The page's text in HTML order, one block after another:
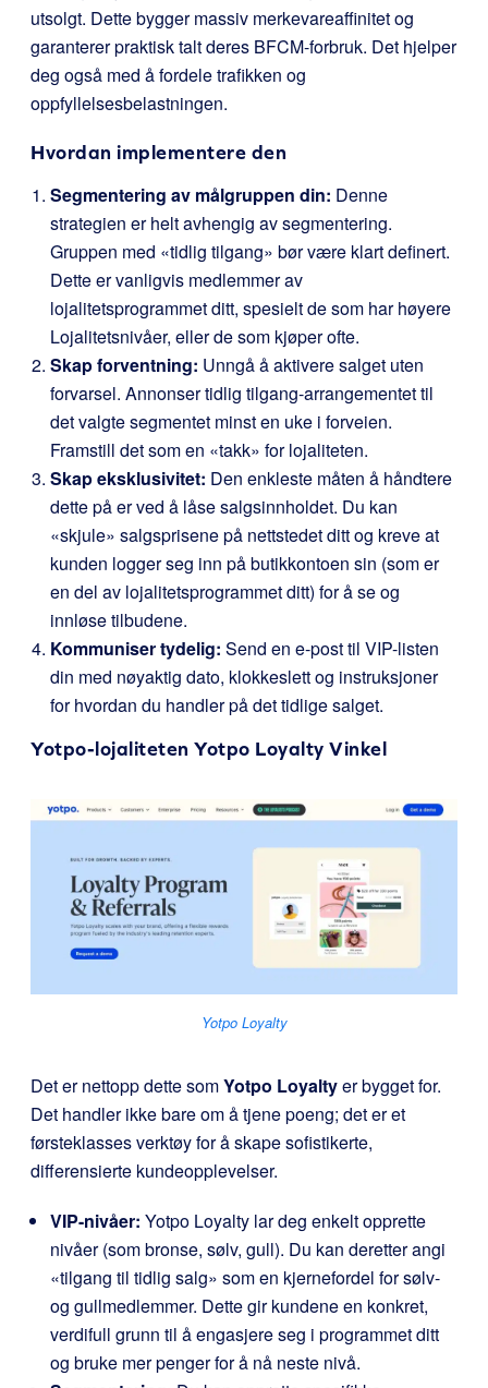
utsolgt. Dette bygger massiv merkevareaffinitet og
garanterer praktisk talt deres BFCM-forbruk. Det hjelper
deg også med å fordele trafikken og
oppfyllelsesbelastningen.
Hvordan implementere den
Segmentering av målgruppen din: Denne
strategien er helt avhengig av segmentering.
Gruppen med «tidlig tilgang» bør være klart definert.
Dette er vanligvis medlemmer av
lojalitetsprogrammet ditt, spesielt de som har høyere
Lojalitetsnivåer, eller de som kjøper ofte.
Skap forventning: Unngå å aktivere salget uten
forvarsel. Annonser tidlig tilgang-arrangementet til
det valgte segmentet minst en uke i forveien.
Framstill det som en «takk» for lojaliteten.
Skap eksklusivitet: Den enkleste måten å håndtere
dette på er ved å låse salgsinnholdet. Du kan
«skjule» salgsprisene på nettstedet ditt og kreve at
kunden logger seg inn på butikkontoen sin (som er
en del av lojalitetsprogrammet ditt) for å se og
innløse tilbudene.
Kommuniser tydelig: Send en e-post til VIP-listen
din med nøyaktig dato, klokkeslett og instruksjoner
for hvordan du handler på det tidlige salget.
Yotpo-lojaliteten Yotpo Loyalty Vinkel
Yotpo Loyalty
Det er nettopp dette somYotpo Loyaltyer bygget for.
Det handler ikke bare om å tjene poeng; det er et
førsteklasses verktøy for å skape sofistikerte,
differensierte kundeopplevelser.
VIP-nivåer: Yotpo Loyalty lar deg enkelt opprette
nivåer (som bronse, sølv, gull). Du kan deretter angi
«tilgang til tidlig salg» som en kjernefordel for sølv-
og gullmedlemmer. Dette gir kundene en konkret,
verdifull grunn til å engasjere seg i programmet ditt
og bruke mer penger for å nå neste nivå.